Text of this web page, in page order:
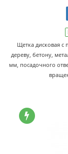
Щетка дисковая с
дереву, бетону,
мм, посадочного